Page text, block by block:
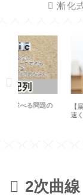
漸化
式】(𝑎+𝑏+𝑐)
(a+b+c)3
を楽に
2次曲線